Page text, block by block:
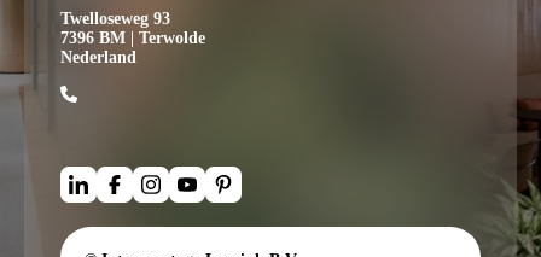
Twelloseweg 93
7396 BM | Terwolde
Nederland